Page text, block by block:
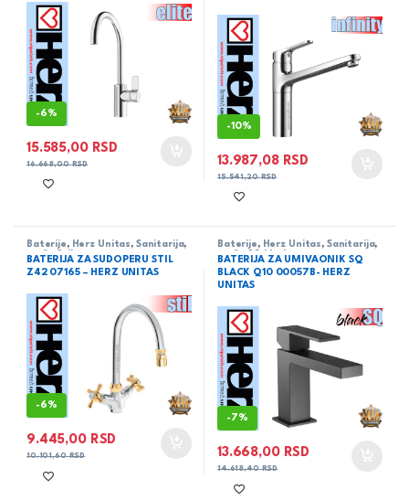
-6%
15.585,00 RSD
16.668,00RSD
-10%
13.987,08 RSD
15.541,20RSD
Baterije , Herz Unitas , Sanitarija,
serija Stil
BATERIJA ZA SUDOPERU STIL
Z42 07165 – HERZ UNITAS
-6%
9.445,00 RSD
10.101,60RSD
Baterije , Herz Unitas , Sanitarija,
serija SQ black
BATERIJA ZA UMIVAONIK SQ
BLACK Q10 00057B- HERZ
UNITAS
-7%
13.668,00 RSD
14.618,40RSD